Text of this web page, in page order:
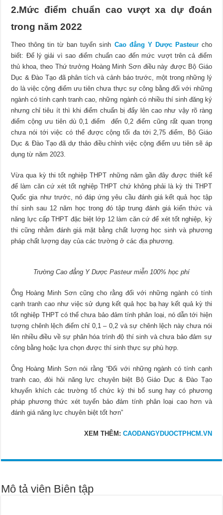
2.Mức điểm chuẩn cao vượt xa dự đoán
trong năm 2022
Theo thông tin từ ban tuyển sinh Cao đẳng Y Dược Pasteurcho
biết: Để lý giải vì sao điểm chuẩn cao đến mức vượt trên cả điểm
thủ khoa, theo Thứ trưởng Hoàng Minh Sơn điều này được Bộ Giáo
Dục & Đào Tạo đã phân tích và cảnh báo trước, một trong những lý
do là việc cộng điểm ưu tiên chưa thực sự công bằng đối với những
ngành có tính cạnh tranh cao, những ngành có nhiều thí sinh đăng ký
nhưng chỉ tiêu ít thì khi điểm chuẩn bị đẩy lên cao như vậy rõ ràng
điểm cộng ưu tiên dù 0,1 điểm đến 0,2 điểm cũng rất quan trọng
chưa nói tới việc có thể được cộng tối đa tới 2,75 điểm, Bộ Giáo
Dục & Đào Tạo đã dự thảo điều chỉnh việc cộng điểm ưu tiên sẽ áp
dụng từ năm 2023.
Vừa qua kỳ thi tốt nghiệp THPT những năm gần đây được thiết kế
để làm căn cứ xét tốt nghiệp THPT chứ không phải là kỳ thi THPT
Quốc gia như trước, nó đáp ứng yêu cầu đánh giá kết quả học tập
thí sinh sau 12 năm học trong đó tập trung đánh giá kiến thức và
năng lực cấp THPT đặc biệt lớp 12 làm căn cứ để xét tốt nghiệp, kỳ
thi cũng nhằm đánh giá mặt bằng chất lượng học sinh và phương
pháp chất lượng dạy của các trường ở các địa phương.
Trường Cao đẳng Y Dược Pasteur miễn 100% học phí
Ông Hoàng Minh Sơn cũng cho rằng đối với những ngành có tính
cạnh tranh cao như việc sử dụng kết quả học bạ hay kết quả kỳ thi
tốt nghiệp THPT có thể chưa bảo đảm tính phân loại, nó dẫn tới hiện
tượng chênh lệch điểm chỉ 0,1 – 0,2 và sự chênh lệch này chưa nói
lên nhiều điều về sự phân hóa trình độ thí sinh và chưa bảo đảm sự
công bằng hoặc lựa chọn được thí sinh thực sự phù hợp.
Ông Hoàng Minh Sơn nói rằng “Đối với những ngành có tính cạnh
tranh cao, đòi hỏi năng lực chuyên biệt Bộ Giáo Dục & Đào Tạo
khuyến khích các trường tổ chức kỳ thi bổ sung hay có phương
pháp phương thức xét tuyển bảo đảm tính phân loại cao hơn và
đánh giá năng lực chuyên biệt tốt hơn”
XEM THÊM: CAODANGYDUOCTPHCM.VN
Mô tả viên Biên tập